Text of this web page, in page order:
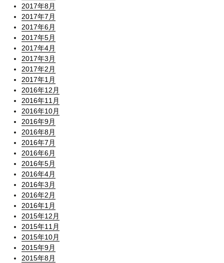
2017年8月
2017年7月
2017年6月
2017年5月
2017年4月
2017年3月
2017年2月
2017年1月
2016年12月
2016年11月
2016年10月
2016年9月
2016年8月
2016年7月
2016年6月
2016年5月
2016年4月
2016年3月
2016年2月
2016年1月
2015年12月
2015年11月
2015年10月
2015年9月
2015年8月